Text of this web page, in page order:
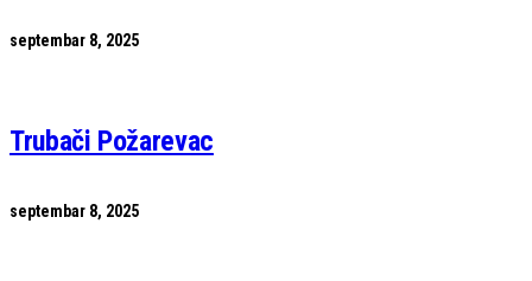
septembar 8, 2025
Trubači Požarevac
septembar 8, 2025